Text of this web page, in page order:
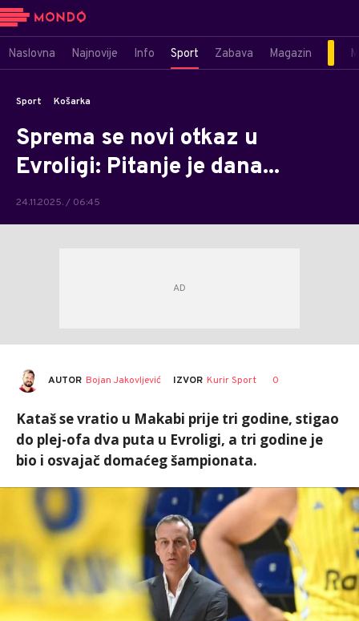
Naslovna Najnovije Info Sport Zabava Magazin
Sport Košarka
Sprema se novi otkaz u
Evroligi: Pitanje je dana...
24.11.2025. / 06:45
AUTOR Bojan Jakovljević IZVOR Kurir Sport 0
Kataš se vratio u Makabi prije tri godine, stigao
do plej-ofa dva puta u Evroligi, a tri godine je
bio i osvajač domaćeg šampionata.